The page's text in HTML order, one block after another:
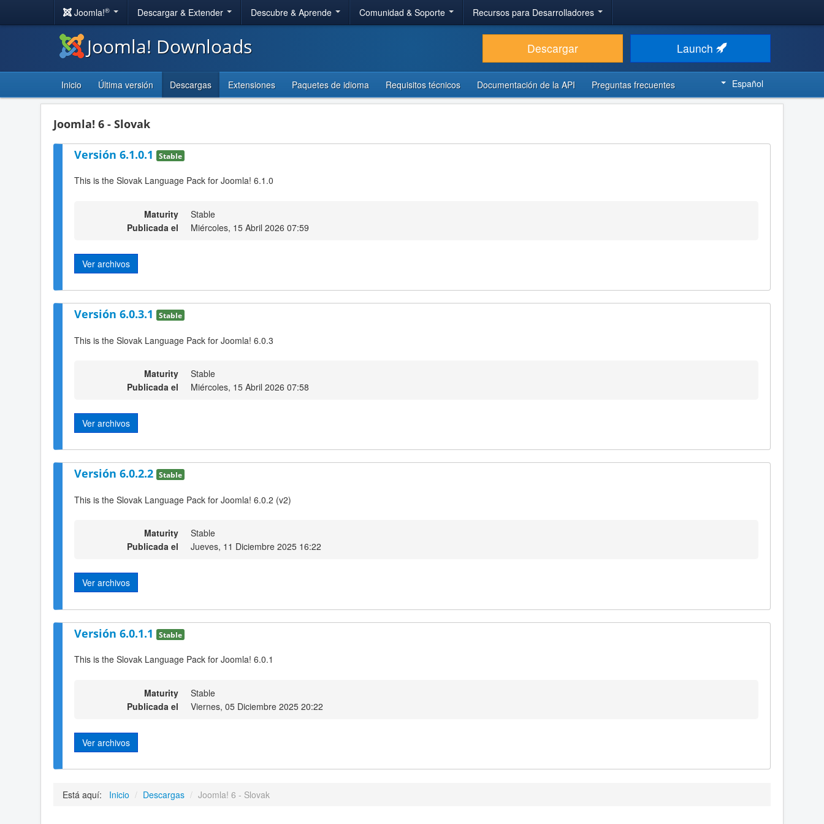
Joomla!® Descargar & Extender Descubre & Aprende Comunidad & Soporte Recursos para Desarrolladores
Joomla! Downloads Descargar Launch
Inicio Última versión Descargas Extensiones Paquetes de idioma Requisitos técnicos Documentación de la API Preguntas frecuentes Español
Joomla! 6 - Slovak
Versión 6.1.0.1 Stable
This is the Slovak Language Pack for Joomla! 6.1.0
Maturity
Stable
Publicada el
Miércoles, 15 Abril 2026 07:59
Ver archivos
Versión 6.0.3.1 Stable
This is the Slovak Language Pack for Joomla! 6.0.3
Maturity
Stable
Publicada el
Miércoles, 15 Abril 2026 07:58
Ver archivos
Versión 6.0.2.2 Stable
This is the Slovak Language Pack for Joomla! 6.0.2 (v2)
Maturity
Stable
Publicada el
Jueves, 11 Diciembre 2025 16:22
Ver archivos
Versión 6.0.1.1 Stable
This is the Slovak Language Pack for Joomla! 6.0.1
Maturity
Stable
Publicada el
Viernes, 05 Diciembre 2025 20:22
Ver archivos
Está aquí: Inicio / Descargas / Joomla! 6 - Slovak